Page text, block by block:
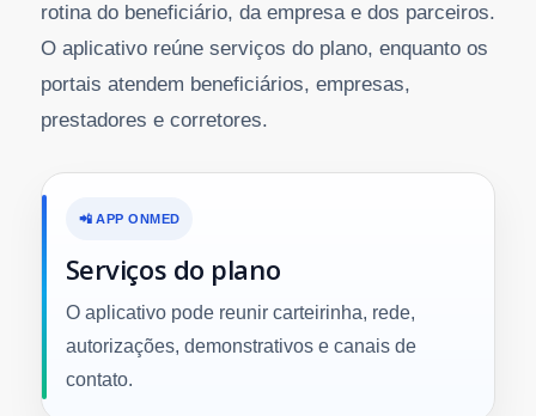
rotina do beneficiário, da empresa e dos parceiros.
O aplicativo reúne serviços do plano, enquanto os
portais atendem beneficiários, empresas,
prestadores e corretores.
📲 APP ONMED
Serviços do plano
O aplicativo pode reunir carteirinha, rede,
autorizações, demonstrativos e canais de
contato.